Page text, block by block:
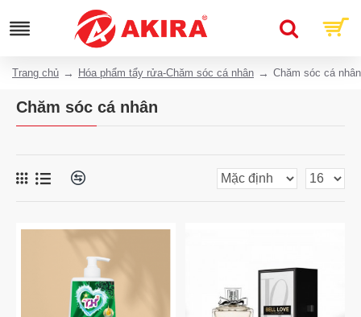
Trang chủ Hóa phẩm tẩy rửa-Chăm sóc cá nhân Chăm sóc cá nhân
Chăm sóc cá nhân